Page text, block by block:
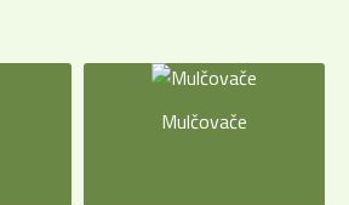
Mulčovače